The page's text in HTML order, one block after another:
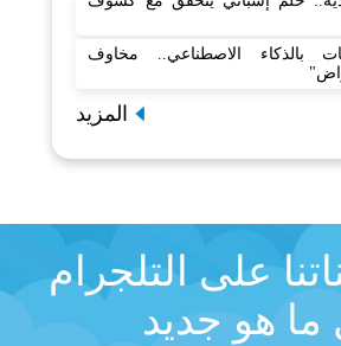
بالذكاء الاصطناعي.. مخاوف
المزيد
على التلجرام
هو جديد